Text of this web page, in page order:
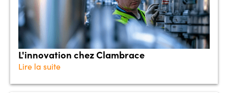
L'innovation chez Clambrace
Lire la suite